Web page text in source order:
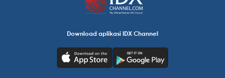
Download aplikasi IDX Channel